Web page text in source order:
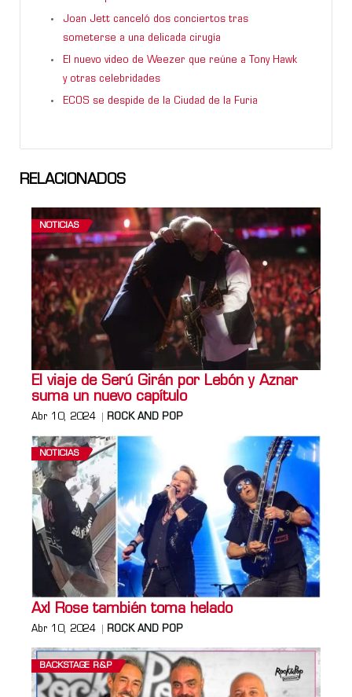
Joan Jett canceló dos conciertos tras
someterse a una delicada cirugía
El nuevo video de Weezer que reúne a Tony Hawk
y otras celebridades
ECOS se despide de la Ciudad de la Furia
RELACIONADOS
NOTICIAS
El viaje de Serú Girán por Lebón y Aznar
suma un nuevo capítulo
Abr 10, 2024 ROCK AND POP
NOTICIAS
Axl Rose también toma helado
Abr 10, 2024 ROCK AND POP
BACKSTAGE R&P